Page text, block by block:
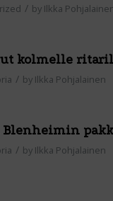
/ by Ilkka
kolmelle
/ by Ilkka Pohjalainen
/ by Ilkka Pohjalainen